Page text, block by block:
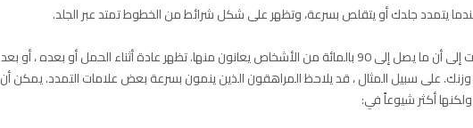
يتمدد جلدك أو يتقلص بسرعة، وتظهر على شكل شرائط من الخطوط تمتد عبر الجلد.
علامات التمدد شائعة جداً – تشير التقديرات إلى أن ما يصل إلى 90 بالمائة من الأشخاص يعانون منها. تظهر عادة أثناء الحمل أو بعده ، أو بعد
وزنك. على سبيل المثال ، قد يلاحظ المراهقون الذين ينمون بسرعة بعض علامات التمدد. يمكن أن
أكثر شيوعاً في: